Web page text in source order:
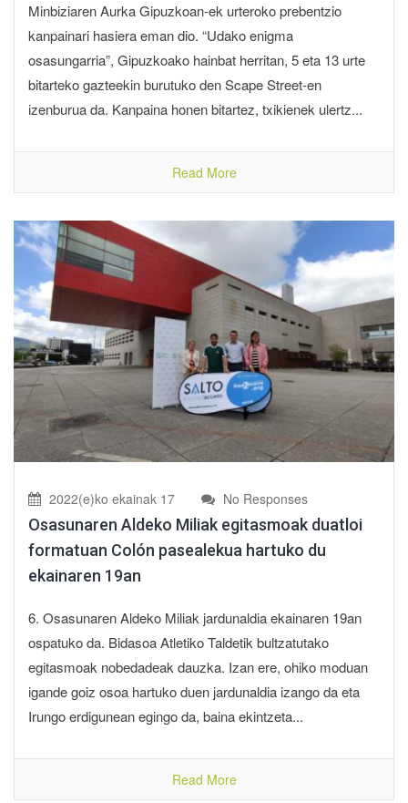
Minbiziaren Aurka Gipuzkoan-ek urteroko prebentzio
kanpainari hasiera eman dio. “Udako enigma
osasungarria”, Gipuzkoako hainbat herritan, 5 eta 13 urte
bitarteko gazteekin burutuko den Scape Street-en
izenburua da. Kanpaina honen bitartez, txikienek ulertz...
Read More
2022(e)ko ekainak 17 No Responses
Osasunaren Aldeko Miliak egitasmoak duatloi
formatuan Colón pasealekua hartuko du
ekainaren 19an
6. Osasunaren Aldeko Miliak jardunaldia ekainaren 19an
ospatuko da. Bidasoa Atletiko Taldetik bultzatutako
egitasmoak nobedadeak dauzka. Izan ere, ohiko moduan
igande goiz osoa hartuko duen jardunaldia izango da eta
Irungo erdigunean egingo da, baina ekintzeta...
Read More